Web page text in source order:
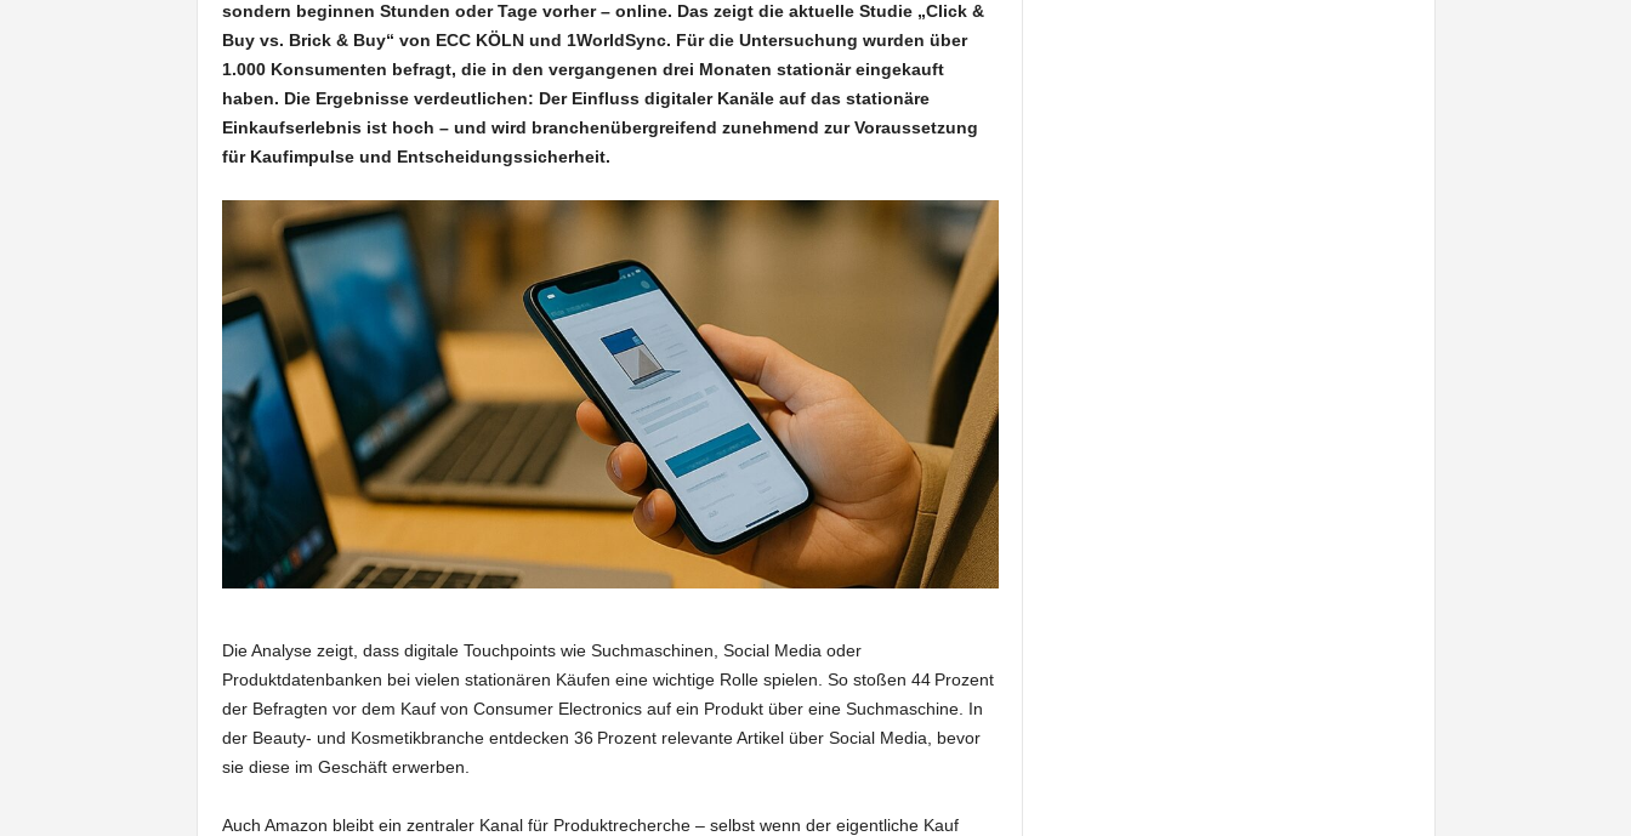
sondern beginnen Stunden oder Tage vorher – online. Das zeigt die aktuelle Studie „Click &
Buy vs. Brick & Buy“ von ECC KÖLN und 1WorldSync. Für die Untersuchung wurden über
1.000 Konsumenten befragt, die in den vergangenen drei Monaten stationär eingekauft
haben. Die Ergebnisse verdeutlichen: Der Einfluss digitaler Kanäle auf das stationäre
Einkaufserlebnis ist hoch – und wird branchenübergreifend zunehmend zur Voraussetzung
für Kaufimpulse und Entscheidungssicherheit.
Die Analyse zeigt, dass digitale Touchpoints wie Suchmaschinen, Social Media oder
Produktdatenbanken bei vielen stationären Käufen eine wichtige Rolle spielen. So stoßen 44 Prozent
der Befragten vor dem Kauf von Consumer Electronics auf ein Produkt über eine Suchmaschine. In
der Beauty- und Kosmetikbranche entdecken 36 Prozent relevante Artikel über Social Media, bevor
sie diese im Geschäft erwerben.
Auch Amazon bleibt ein zentraler Kanal für Produktrecherche – selbst wenn der eigentliche Kauf